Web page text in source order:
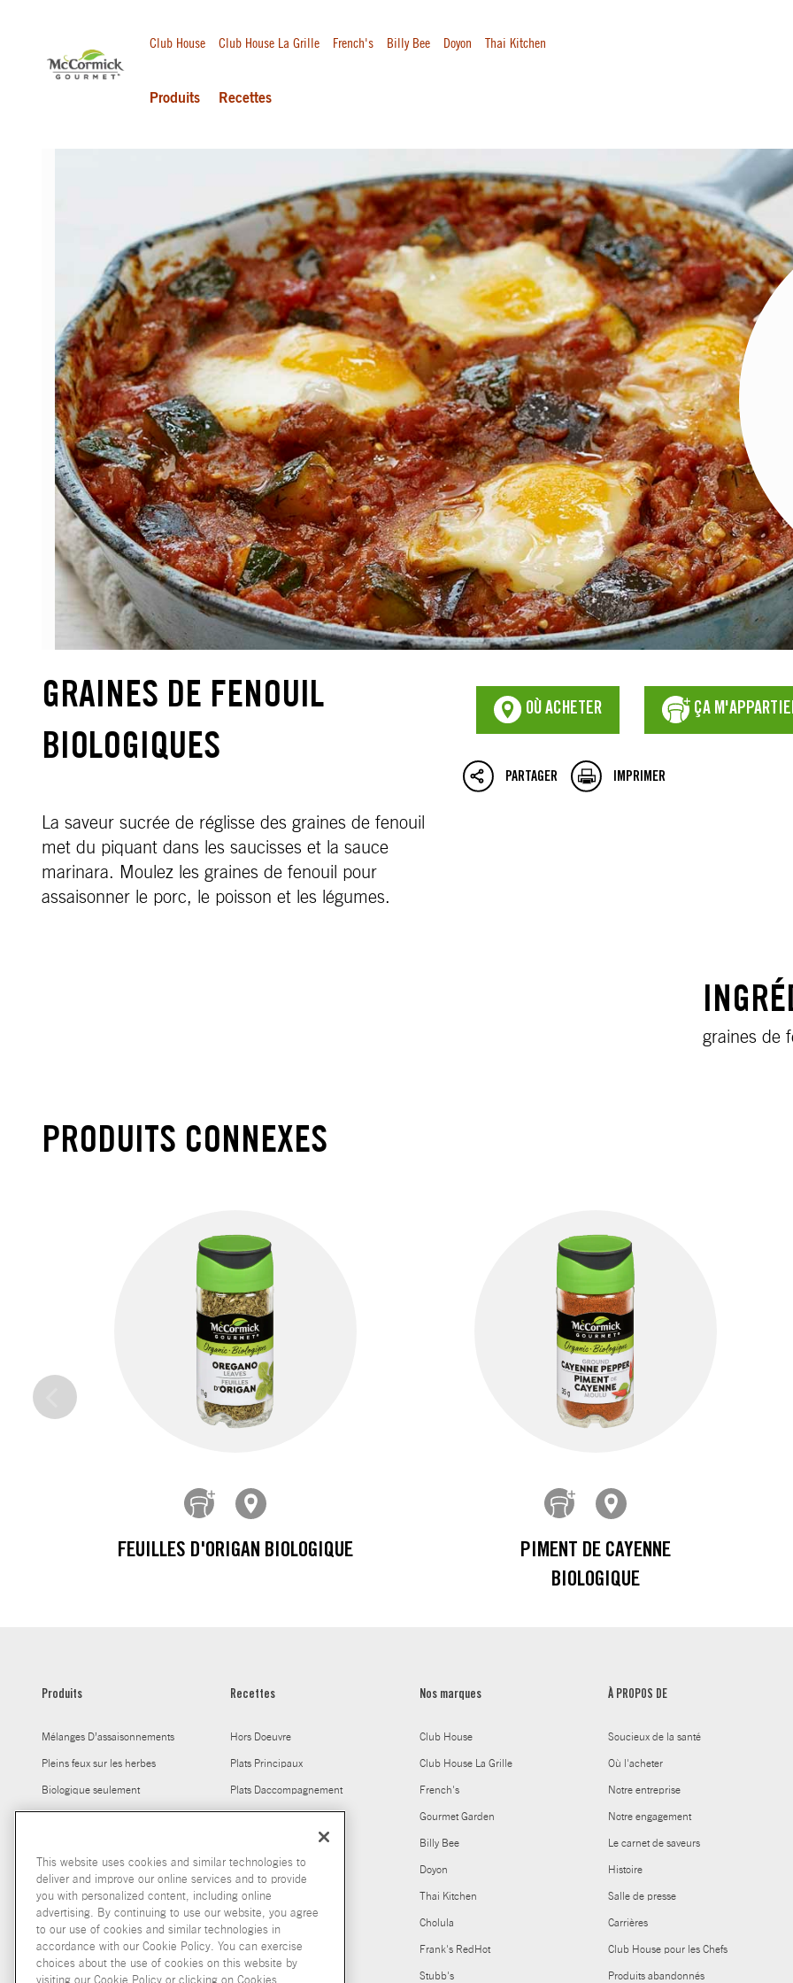
Club House Club House La Grille French's Billy Bee Doyon Thai Kitchen
Produits Recettes
GRAINES DE FENOUIL
BIOLOGIQUES
La saveur sucrée de réglisse des graines de fenouil
met du piquant dans les saucisses et la sauce
marinara. Moulez les graines de fenouil pour
assaisonner le porc, le poisson et les légumes.
OÙ ACHETER ÇA
PARTAGER IMPRIMER
graines de
PRODUITS CONNEXES
FEUILLES D'ORIGAN BIOLOGIQUE
PIMENT DE CAYENNE
BIOLOGIQUE
Produits
Mélanges D’assaisonnements
Pleins feux sur les herbes
Biologique seulement
Recettes
Hors Doeuvre
Plats Principaux
Plats Daccompagnement
Nos marques
Club House
Club House La Grille
French's
Gourmet Garden
Billy Bee
Doyon
Thai Kitchen
Cholula
Frank's RedHot
Stubb's
À PROPOS DE
Soucieux de la santé
Où l'acheter
Notre entreprise
Notre engagement
Le carnet de saveurs
Histoire
Salle de presse
Carrières
Club House pour les Chefs
Produits abandonnés
This website uses cookies and similar technologies to
deliver and improve our online services and to provide
you with personalized content, including online
advertising. By continuing to use our website, you agree
to our use of cookies and similar technologies in
accordance with our Cookie Policy. You can exercise
choices about the use of cookies on this website by